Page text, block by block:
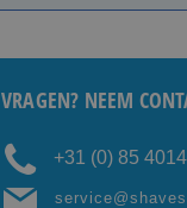
VRAGEN? NEEM
+31 (0) 85